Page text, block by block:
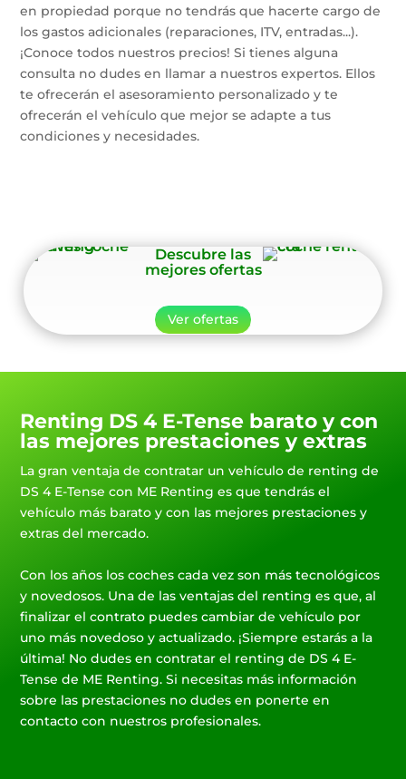
en propiedad porque no tendrás que hacerte cargo de
los gastos adicionales (reparaciones, ITV, entradas...).
¡Conoce todos nuestros precios! Si tienes alguna
consulta no dudes en llamar a nuestros expertos. Ellos
te ofrecerán el asesoramiento personalizado y te
ofrecerán el vehículo que mejor se adapte a tus
condiciones y necesidades.
Descubre las
mejores ofertas
Ver ofertas
Renting DS 4 E-Tense barato y con
las mejores prestaciones y extras
La gran ventaja de contratar un vehículo de renting de
DS 4 E-Tense con ME Renting es que tendrás el
vehículo más barato y con las mejores prestaciones y
extras del mercado.
Con los años los coches cada vez son más tecnológicos
y novedosos. Una de las ventajas del renting es que, al
finalizar el contrato puedes cambiar de vehículo por
uno más novedoso y actualizado. ¡Siempre estarás a la
última! No dudes en contratar el renting de DS 4 E-
Tense de ME Renting. Si necesitas más información
sobre las prestaciones no dudes en ponerte en
contacto con nuestros profesionales.